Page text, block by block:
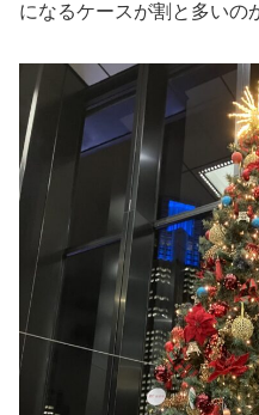
になるケースが割と多いの